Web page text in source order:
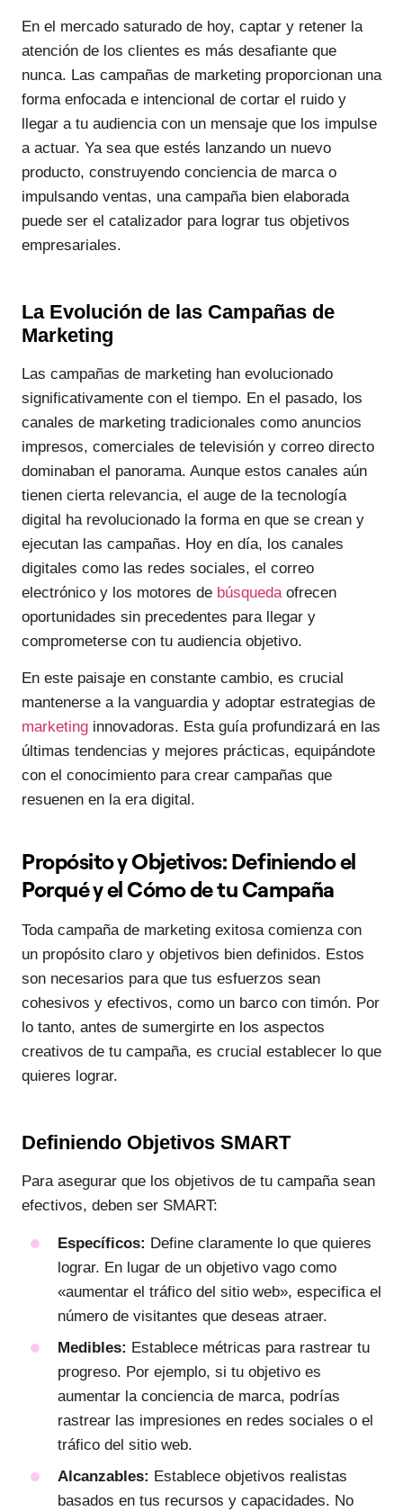
En el mercado saturado de hoy, captar y retener la
atención de los clientes es más desafiante que
nunca. Las campañas de marketing proporcionan una
forma enfocada e intencional de cortar el ruido y
llegar a tu audiencia con un mensaje que los impulse
a actuar. Ya sea que estés lanzando un nuevo
producto, construyendo conciencia de marca o
impulsando ventas, una campaña bien elaborada
puede ser el catalizador para lograr tus objetivos
empresariales.
La Evolución de las Campañas de
Marketing
Las campañas de marketing han evolucionado
significativamente con el tiempo. En el pasado, los
canales de marketing tradicionales como anuncios
impresos, comerciales de televisión y correo directo
dominaban el panorama. Aunque estos canales aún
tienen cierta relevancia, el auge de la tecnología
digital ha revolucionado la forma en que se crean y
ejecutan las campañas. Hoy en día, los canales
digitales como las redes sociales, el correo
electrónico y los motores de búsquedaofrecen
oportunidades sin precedentes para llegar y
comprometerse con tu audiencia objetivo.
En este paisaje en constante cambio, es crucial
mantenerse a la vanguardia y adoptar estrategias de
marketing innovadoras. Esta guía profundizará en las
últimas tendencias y mejores prácticas, equipándote
con el conocimiento para crear campañas que
resuenen en la era digital.
Propósito y Objetivos: Definiendo el
Porqué y el Cómo de tu Campaña
Toda campaña de marketing exitosa comienza con
un propósito claro y objetivos bien definidos. Estos
son necesarios para que tus esfuerzos sean
cohesivos y efectivos, como un barco con timón. Por
lo tanto, antes de sumergirte en los aspectos
creativos de tu campaña, es crucial establecer lo que
quieres lograr.
Definiendo Objetivos SMART
Para asegurar que los objetivos de tu campaña sean
efectivos, deben ser SMART:
Específicos: Define claramente lo que quieres
lograr. En lugar de un objetivo vago como
«aumentar el tráfico del sitio web», especifica el
número de visitantes que deseas atraer.
Medibles: Establece métricas para rastrear tu
progreso. Por ejemplo, si tu objetivo es
aumentar la conciencia de marca, podrías
rastrear las impresiones en redes sociales o el
tráfico del sitio web.
Alcanzables: Establece objetivos realistas
basados en tus recursos y capacidades. No